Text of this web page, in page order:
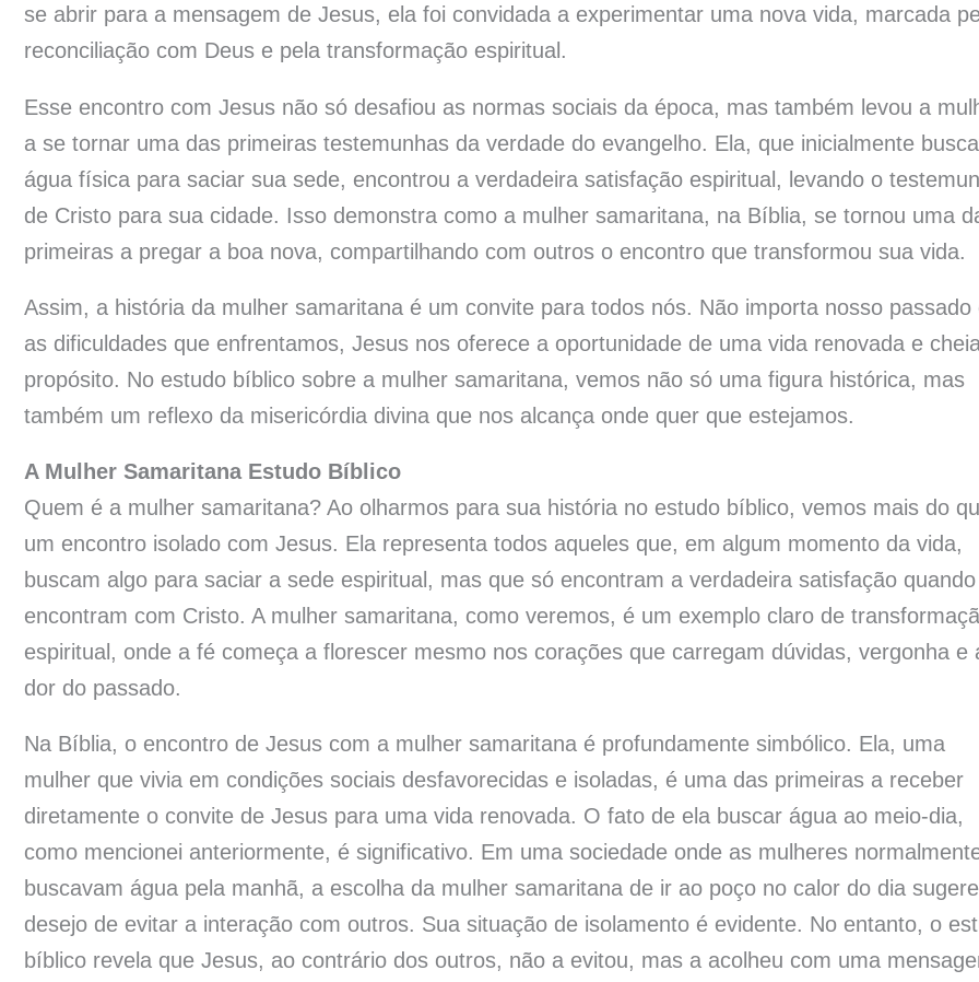
se abrir para a mensagem de Jesus, ela foi convidada a experimentar uma nova vida, marcada
reconciliação com Deus e pela transformação espiritual.
Esse encontro com Jesus não só desafiou as normas sociais da época, mas também levou a
a se tornar uma das primeiras testemunhas da verdade do evangelho. Ela, que inicialmente
água física para saciar sua sede, encontrou a verdadeira satisfação espiritual, levando o
de Cristo para sua cidade. Isso demonstra como a mulher samaritana, na Bíblia, se tornou uma
primeiras a pregar a boa nova, compartilhando com outros o encontro que transformou sua vida.
Assim, a história da mulher samaritana é um convite para todos nós. Não importa nosso passado
as dificuldades que enfrentamos, Jesus nos oferece a oportunidade de uma vida renovada e
propósito. No estudo bíblico sobre a mulher samaritana, vemos não só uma figura histórica, mas
também um reflexo da misericórdia divina que nos alcança onde quer que estejamos.
A Mulher Samaritana Estudo Bíblico
Quem é a mulher samaritana? Ao olharmos para sua história no estudo bíblico, vemos mais do
um encontro isolado com Jesus. Ela representa todos aqueles que, em algum momento da vida,
buscam algo para saciar a sede espiritual, mas que só encontram a verdadeira satisfação
encontram com Cristo. A mulher samaritana, como veremos, é um exemplo claro de
espiritual, onde a fé começa a florescer mesmo nos corações que carregam dúvidas, vergonha e
dor do passado.
Na Bíblia, o encontro de Jesus com a mulher samaritana é profundamente simbólico. Ela, uma
mulher que vivia em condições sociais desfavorecidas e isoladas, é uma das primeiras a receber
diretamente o convite de Jesus para uma vida renovada. O fato de ela buscar água ao meio-dia,
como mencionei anteriormente, é significativo. Em uma sociedade onde as mulheres
buscavam água pela manhã, a escolha da mulher samaritana de ir ao poço no calor do dia
desejo de evitar a interação com outros. Sua situação de isolamento é evidente. No entanto, o
bíblico revela que Jesus, ao contrário dos outros, não a evitou, mas a acolheu com uma